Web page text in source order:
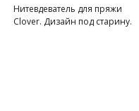
Нитевдеватель для пряжи
Clover. Дизайн под старину.